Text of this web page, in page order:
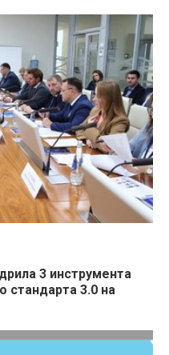
3 инструмента
стандарта 3.0 на